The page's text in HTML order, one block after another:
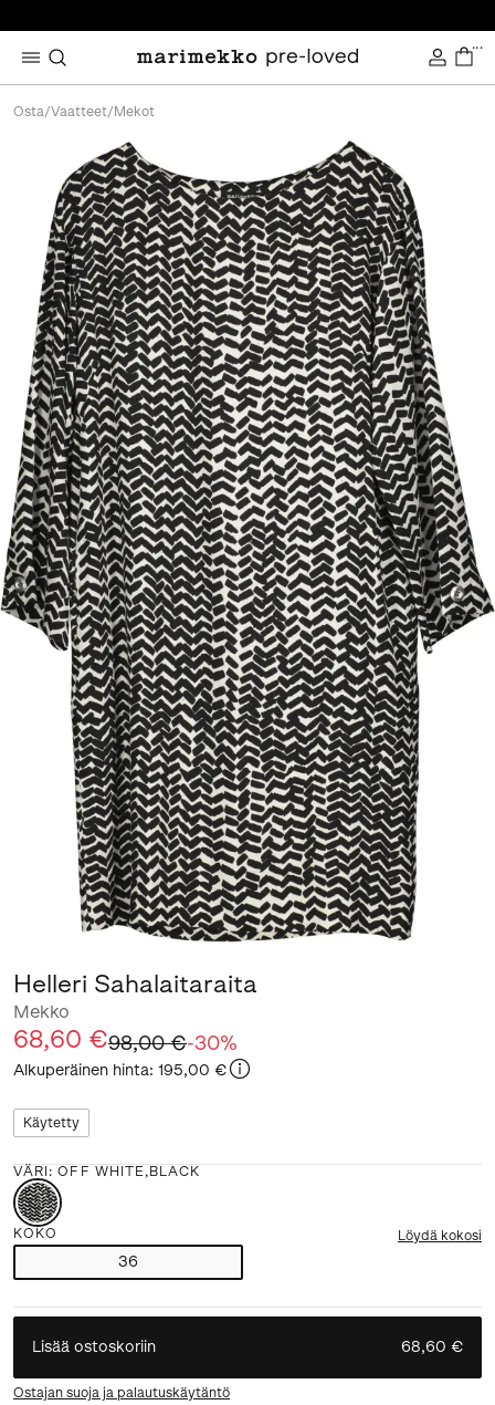
...
Osta/Vaatteet/ Mekot
Helleri Sahalaitaraita
Mekko
68,60 €98,00 €-30%
Alkuperäinen hinta: 195,00 €
Käytetty
VÄRI :OFF WHITE,BLACK
KOKO Löydä kokosi
36
Lisää ostoskoriin 68,60 €
Ostajan suoja ja palautuskäytäntö